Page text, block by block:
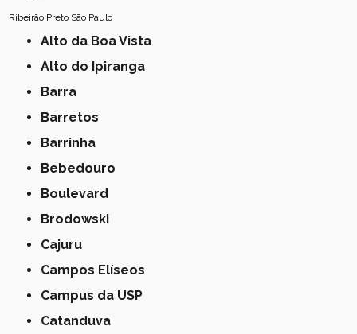
Ribeirão Preto São Paulo
Alto da Boa Vista
Alto do Ipiranga
Barra
Barretos
Barrinha
Bebedouro
Boulevard
Brodowski
Cajuru
Campos Elíseos
Campus da USP
Catanduva